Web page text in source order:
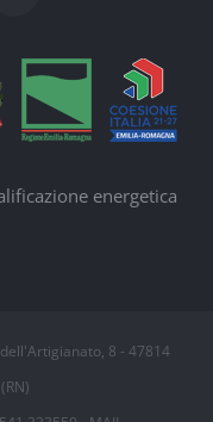
energetica
8 - 47814